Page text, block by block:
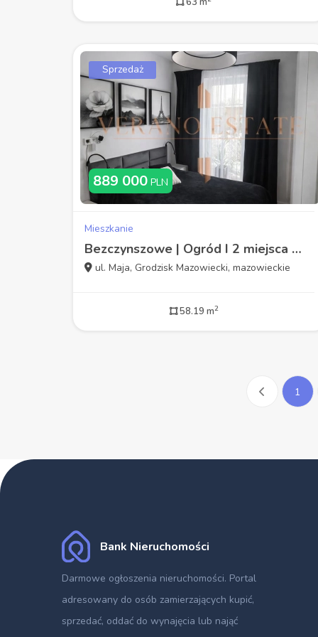
Sprzedaż
889 000 PLN
Mieszkanie
Bezczynszowe | Ogród I 2 miejsca parkingowe
ul. Maja, Grodzisk Mazowiecki, mazowieckie
58.19 m2
1
Bank Nieruchomości
Darmowe ogłoszenia nieruchomości. Portal
adresowany do osób zamierzających kupić,
sprzedać, oddać do wynajęcia lub nająć